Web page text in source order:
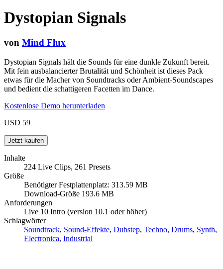
Dystopian Signals
von Mind Flux
Dystopian Signals hält die Sounds für eine dunkle Zukunft bereit.
Mit fein ausbalancierter Brutalität und Schönheit ist dieses Pack
etwas für die Macher von Soundtracks oder Ambient-Soundscapes
und bedient die schattigeren Facetten im Dance.
Kostenlose Demo herunterladen
USD 59
Inhalte
224 Live Clips, 261 Presets
Größe
Benötigter Festplattenplatz: 313.59 MB
Download-Größe 193.6 MB
Anforderungen
Live 10 Intro (version 10.1 oder höher)
Schlagwörter
Soundtrack, Sound-Effekte, Dubstep, Techno, Drums, Synth,
Electronica, Industrial